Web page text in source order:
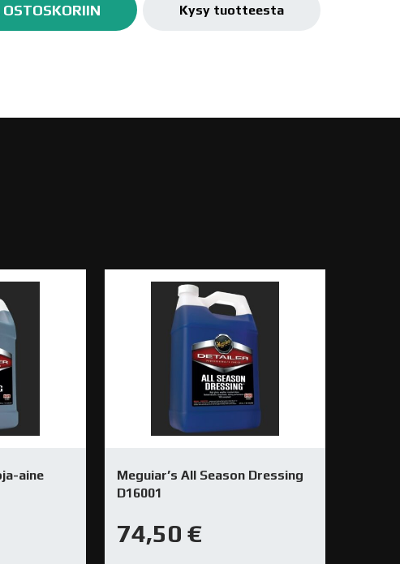
Kysy tuotteesta
aine
Meguiar’s All Season Dressing
D16001
74,50 €